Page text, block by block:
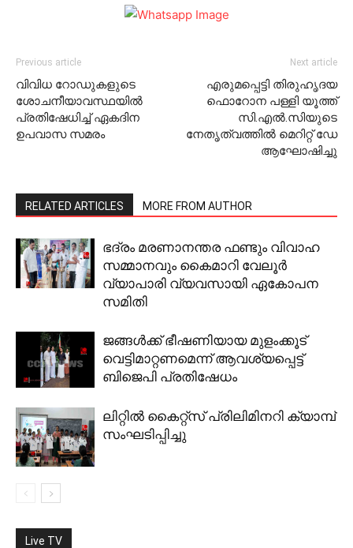
Previous article
വിവിധ റോഡുകളുടെ
ശോചനീയാവസ്ഥയില്‍
പ്രതിഷേധിച്ച് ഏകദിന
ഉപവാസ സമരം
Next article
എരുമപ്പെട്ടി തിരുഹൃദയ
ഫൊറോന പള്ളി യൂത്ത്
സി.എല്‍.സിയുടെ
നേതൃത്വത്തില്‍ മെറിറ്റ് ഡേ
ആഘോഷിച്ചു
RELATED ARTICLES MORE FROM AUTHOR
ഭദ്രം മരണാനന്തര ഫണ്ടും വിവാഹ
സമ്മാനവും കൈമാറി വേലൂര്‍
വ്യാപാരി വ്യവസായി ഏകോപന
സമിതി
ജങ്ങള്‍ക്ക് ഭീഷണിയായ മുളംക്കൂട്
വെട്ടിമാറ്റണമെന്ന് ആവശ്യപ്പെട്ട്
ബിജെപി പ്രതിഷേധം
ലിറ്റില്‍ കൈറ്റ്‌സ് പ്രിലിമിനറി ക്യാമ്പ്
സംഘടിപ്പിച്ചു
Live TV